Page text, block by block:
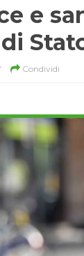
e
Condividi